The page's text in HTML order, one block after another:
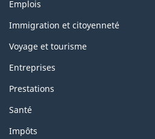
sujets
Emplois
Immigration et citoyenneté
Voyage et tourisme
Entreprises
Prestations
Santé
Impôts